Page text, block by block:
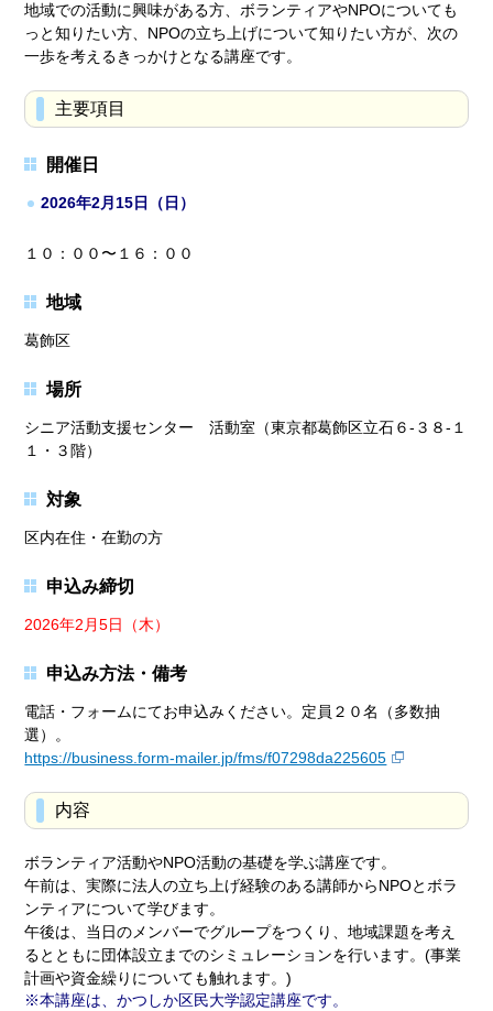
地域での活動に興味がある方、ボランティアやNPOについても
っと知りたい方、NPOの立ち上げについて知りたい方が、次の
一歩を考えるきっかけとなる講座です。
主要項目
開催日
2026年2月15日（日）
１０：００〜１６：００
地域
葛飾区
場所
シニア活動支援センター 活動室（東京都葛飾区立石６-３８-１
１・３階）
対象
区内在住・在勤の方
申込み締切
2026年2月5日（木）
申込み方法・備考
電話・フォームにてお申込みください。定員２０名（多数抽
選）。
https://business.form-mailer.jp/fms/f07298da225605
内容
ボランティア活動やNPO活動の基礎を学ぶ講座です。
午前は、実際に法人の立ち上げ経験のある講師からNPOとボラ
ンティアについて学びます。
午後は、当日のメンバーでグループをつくり、地域課題を考え
るとともに団体設立までのシミュレーションを行います。(事業
計画や資金繰りについても触れます。)
本講座は、かつしか区民大学認定講座です。